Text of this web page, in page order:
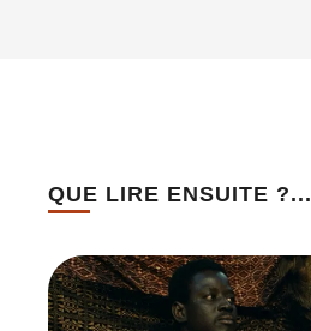
QUE LIRE ENSUITE ?...